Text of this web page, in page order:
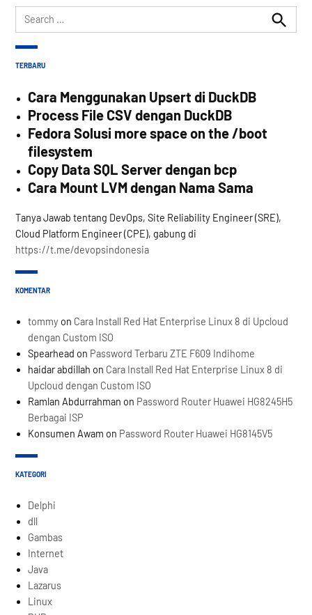
Search
for:
Search
TERBARU
Cara Menggunakan Upsert di DuckDB
Process File CSV dengan DuckDB
Fedora Solusi more space on the /boot
filesystem
Copy Data SQL Server dengan bcp
Cara Mount LVM dengan Nama Sama
Tanya Jawab tentang DevOps, Site Reliability Engineer (SRE),
Cloud Platform Engineer (CPE), gabung di
https://t.me/devopsindonesia
KOMENTAR
tommy on Cara Install Red Hat Enterprise Linux 8 di Upcloud
dengan Custom ISO
Spearhead on Password Terbaru ZTE F609 Indihome
haidar abdillah on Cara Install Red Hat Enterprise Linux 8 di
Upcloud dengan Custom ISO
Ramlan Abdurrahman on Password Router Huawei HG8245H5
Berbagai ISP
Konsumen Awam on Password Router Huawei HG8145V5
KATEGORI
Delphi
dll
Gambas
Internet
Java
Lazarus
Linux